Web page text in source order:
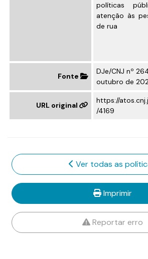
políticas
atenção às
de rua
Fonte
DJe/CNJ nº
outubro de
URL original
https://
/4169
Ver todas as
Imprimir
Reportar erro